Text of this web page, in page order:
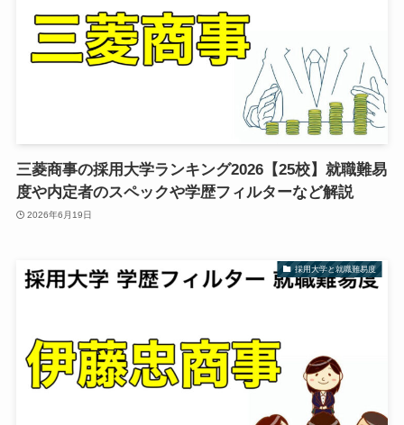
三菱商事の採用大学ランキング2026【25校】就職難易
度や内定者のスペックや学歴フィルターなど解説
2026年6月19日
採用大学と就職難易度